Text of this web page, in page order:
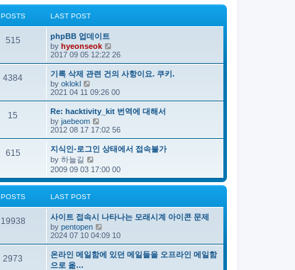
POSTS LAST POST
515
phpBB 업데이트
by hyeonseok
i
e
w
t
h
e
l
a
e
s
t
p
s
t
2017 09 05 12:22 26
4384
기록 삭제 관련 건의 사항이요. 쿠키.
by oklokl
i
e
w
t
h
e
l
a
t
e
s
t
s
t
2021 04 11 09:26 00
15
Re: hacktivity_kit 번역에 대해서
by jaebeom
i
e
w
e
l
a
e
s
t
p
o
s
t
2012 08 17 17:02 56
615
지식인-로그인 상태에서 접속불가
by 하늘길
i
w
e
l
a
t
e
s
t
2009 09 03 17:00 00
POSTS LAST POST
19938
사이트 접속시 나타나는 모래시계 아이콘 문제
by pentopen
i
e
w
t
2024 07 10 04:09 10
2973
온라인 메일함에 있던 메일들을 오프라인 메일함
으로 옮…